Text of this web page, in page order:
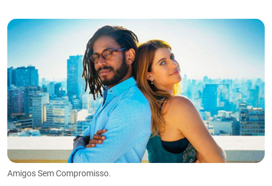
Amigos Sem Compromisso.